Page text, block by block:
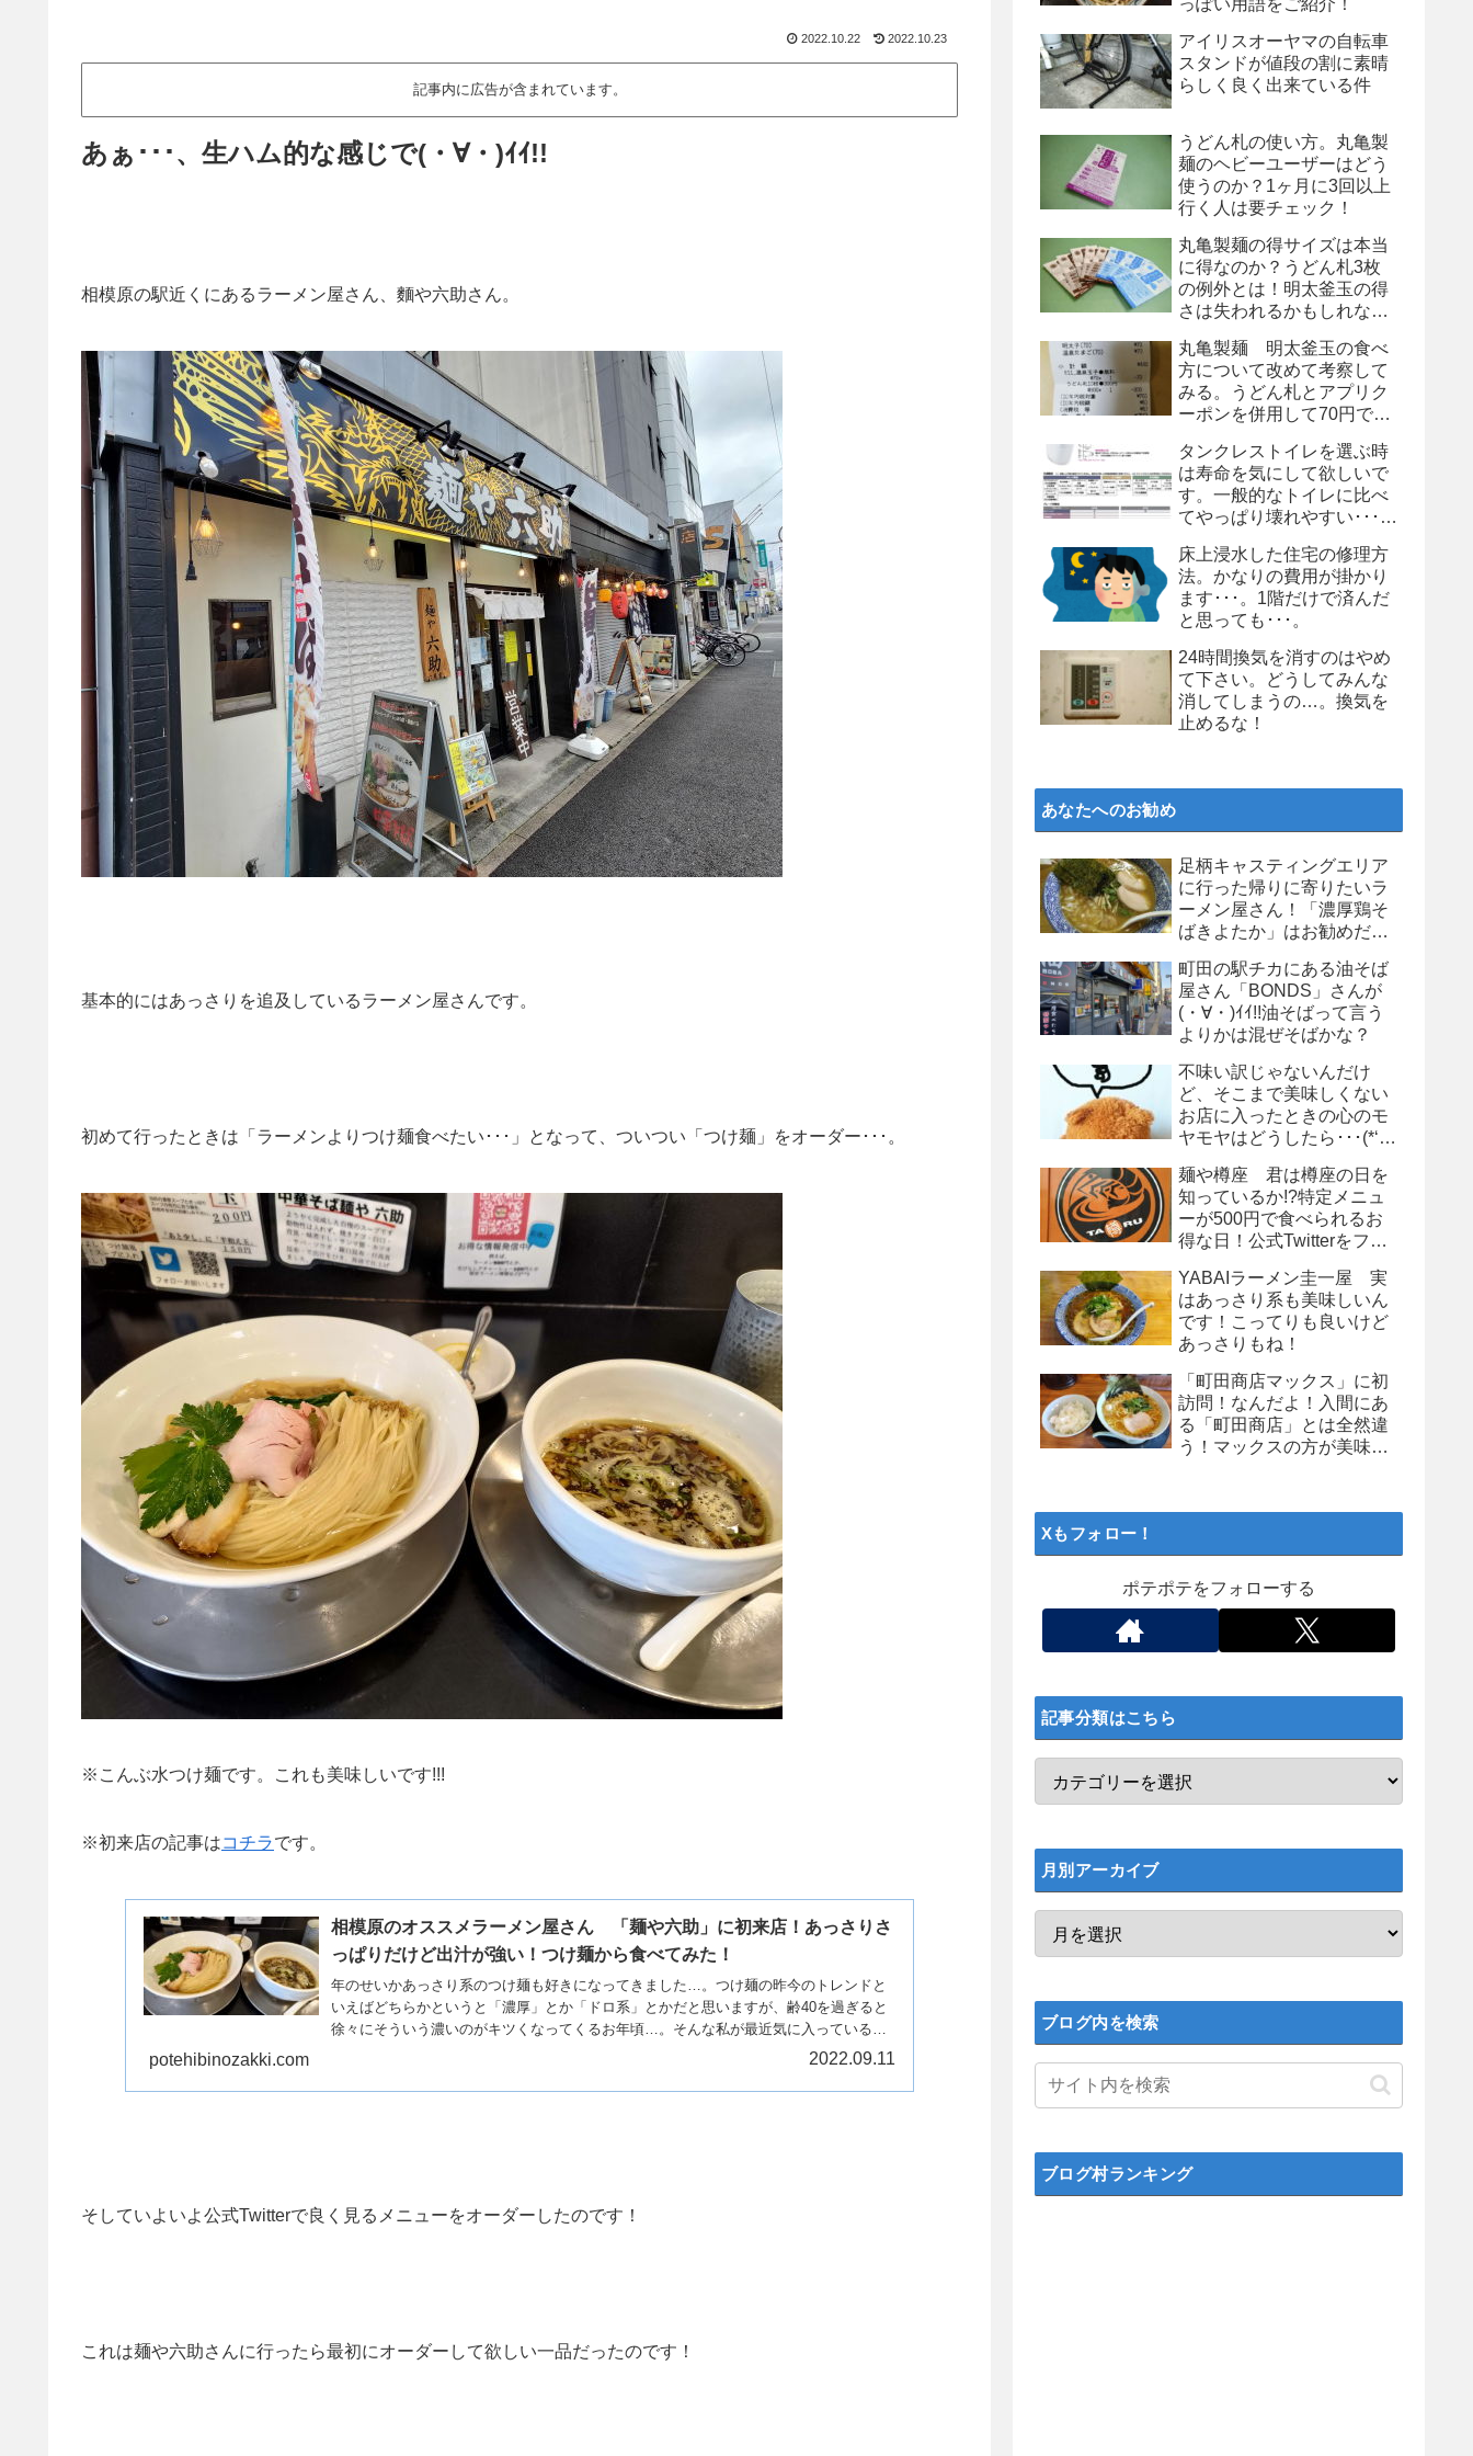
2022.10.22 2022.10.23
記事内に広告が含まれています。
あぁ･･･、生ハム的な感じで(・∀・)ｲｲ!!
相模原の駅近くにあるラーメン屋さん、麵や六助さん。
基本的にはあっさりを追及しているラーメン屋さんです。
初めて行ったときは「ラーメンよりつけ麺食べたい･･･」となって、ついつい「つけ麺」をオーダー･･･。
※こんぶ水つけ麺です。これも美味しいです!!!
※初来店の記事はコチラです。
相模原のオススメラーメン屋さん 「麺や六助」に初来店！あっさりさ
っぱりだけど出汁が強い！つけ麺から食べてみた！
年のせいかあっさり系のつけ麺も好きになってきました…。つけ麺の昨今のトレンドと
いえばどちらかというと「濃厚」とか「ドロ系」とかだと思いますが、齢40を過ぎると
徐々にそういう濃いのがキツくなってくるお年頃…。そんな私が最近気に入っているの
potehibinozakki.com 2022.09.11
そしていよいよ公式Twitterで良く見るメニューをオーダーしたのです！
これは麺や六助さんに行ったら最初にオーダーして欲しい一品だったのです！
っぽい用語をご紹介！
アイリスオーヤマの自転車
スタンドが値段の割に素晴
らしく良く出来ている件
うどん札の使い方。丸亀製
麺のヘビーユーザーはどう
使うのか？1ヶ月に3回以上
行く人は要チェック！
丸亀製麺の得サイズは本当
に得なのか？うどん札3枚
の例外とは！明太釜玉の得
さは失われるかもしれな
丸亀製麺 明太釜玉の食べ
方について改めて考察して
みる。うどん札とアプリク
ーポンを併用して70円で
タンクレストイレを選ぶ時
は寿命を気にして欲しいで
す。一般的なトイレに比べ
てやっぱり壊れやすい･･･。
よ、タンクレストイレ
床上浸水した住宅の修理方
法。かなりの費用が掛かり
ます･･･。1階だけで済んだ
と思っても･･･。
24時間換気を消すのはやめ
て下さい。どうしてみんな
消してしまうの…。換気を
止めるな！
あなたへのお勧め
足柄キャスティングエリア
に行った帰りに寄りたいラ
ーメン屋さん！「濃厚鶏そ
ばきよたか」はお勧めだ
町田の駅チカにある油そば
屋さん「BONDS」さんが
(・∀・)ｲｲ!!油そばって言う
よりかは混ぜそばかな？
不味い訳じゃないんだけ
ど、そこまで美味しくない
お店に入ったときの心のモ
ヤモヤはどうしたら･･･(*‘ω‘
麺や樽座 君は樽座の日を
知っているか!?特定メニュ
ーが500円で食べられるお
得な日！公式Twitterをフォ
YABAIラーメン圭一屋 実
はあっさり系も美味しいん
です！こってりも良いけど
あっさりもね！
「町田商店マックス」に初
訪問！なんだよ！入間にあ
る「町田商店」とは全然違
う！マックスの方が美味し
Xもフォロー！
ポテポテをフォローする
記事分類はこちら
月別アーカイブ
ブログ内を検索
ブログ村ランキング